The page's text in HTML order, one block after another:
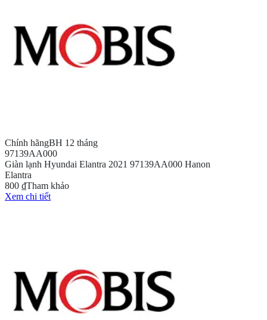
Chính hãngBH 12 tháng
97139AA000
Giàn lạnh Hyundai Elantra 2021 97139AA000 Hanon
Elantra
800 ₫Tham khảo
Xem chi tiết